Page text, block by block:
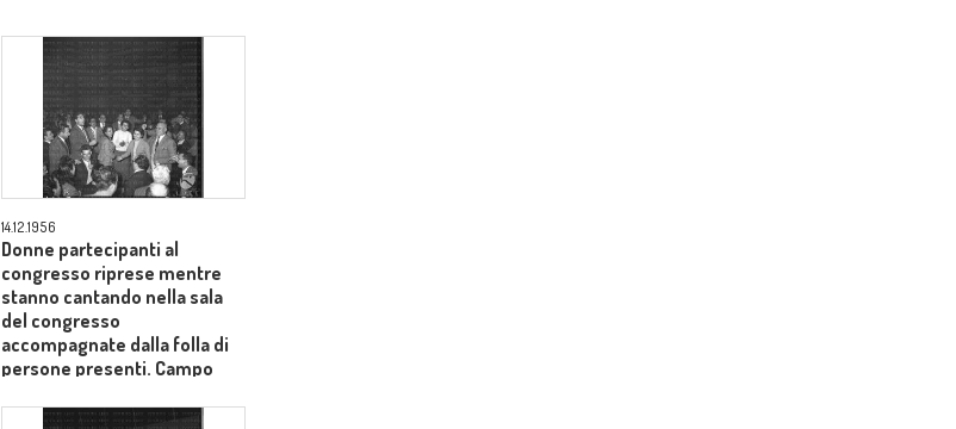
14.12.1956
Donne partecipanti al
congresso riprese mentre
stanno cantando nella sala
del congresso
accompagnate dalla folla di
persone presenti. Campo